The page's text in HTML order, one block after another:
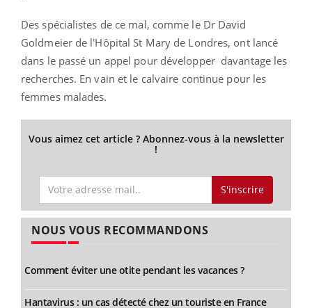
Des spécialistes de ce mal, comme le Dr David
Goldmeier de l'Hôpital St Mary de Londres, ont lancé
dans le passé un appel pour développer davantage les
recherches. En vain et le calvaire continue pour les
femmes malades.
Vous aimez cet article ? Abonnez-vous à la newsletter
!
S'inscrire
NOUS VOUS RECOMMANDONS
Comment éviter une otite pendant les vacances ?
Hantavirus : un cas détecté chez un touriste en France